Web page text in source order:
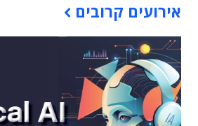
אירועים קרובים